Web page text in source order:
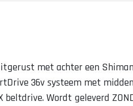
met achter een
36v systeem met
Wordt geleverd